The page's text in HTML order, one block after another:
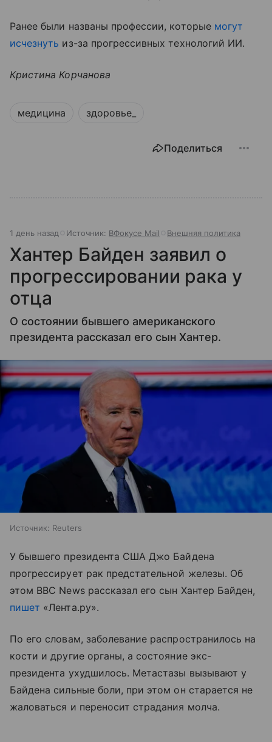
Ранее были названы профессии, которые могут
исчезнуть из-за прогрессивных технологий ИИ.
Кристина Корчанова
медицина здоровье_
Поделиться
1 день назад Источник: ВФокусе Mail Внешняя политика
Хантер Байден заявил о
прогрессировании рака у
отца
О состоянии бывшего американского
президента рассказал его сын Хантер.
Источник: Reuters
У бывшего президента США Джо Байдена
прогрессирует рак предстательной железы. Об
этом BBC News рассказал его сын Хантер Байден,
пишет «Лента.ру».
По его словам, заболевание распространилось на
кости и другие органы, а состояние экс-
президента ухудшилось. Метастазы вызывают у
Байдена сильные боли, при этом он старается не
жаловаться и переносит страдания молча.